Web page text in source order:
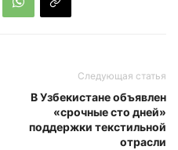
Следующая статья
В Узбекистане объявлен
«срочные сто дней»
поддержки текстильной
отрасли